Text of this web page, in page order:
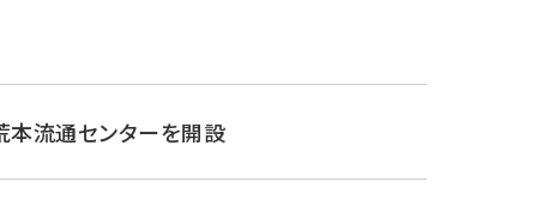
本流通センターを開設